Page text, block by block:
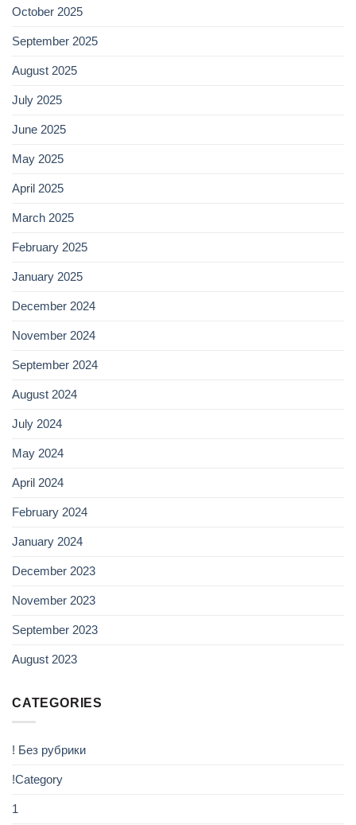
October 2025
September 2025
August 2025
July 2025
June 2025
May 2025
April 2025
March 2025
February 2025
January 2025
December 2024
November 2024
September 2024
August 2024
July 2024
May 2024
April 2024
February 2024
January 2024
December 2023
November 2023
September 2023
August 2023
CATEGORIES
! Без рубрики
!Category
1